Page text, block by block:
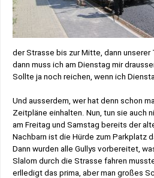
der Strasse bis zur Mitte, dann unserer
dann muss ich am Dienstag mir
Sollte ja noch reichen, wenn ich
Und ausserdem, wer hat denn schon
Zeitpläne einhalten. Nun, tun sie auch
am Freitag und Samstag bereits der
Nachbarn ist die Hürde zum Parkplatz
Dann wurden alle Gullys vorbereitet,
Slalom durch die Strasse fahren
erlledigt das prima, aber man großes